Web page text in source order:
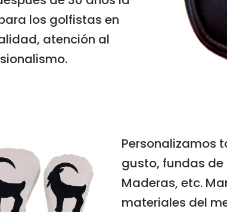
los golfistas en
atención al
Personalizamos
gusto, fundas de
Maderas, etc.
materiales del